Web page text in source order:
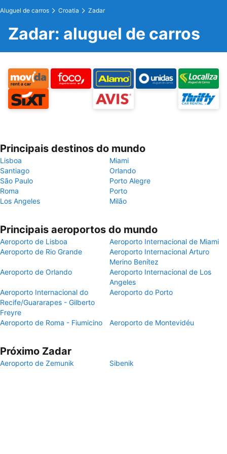
Aluguel de carros Croatia Zadar
Zadar: aluguel de carros
Principais destinos do mundo
Lisboa
Miami
Santiago
Orlando
São Paulo
Porto Alegre
Roma
Porto
Los Angeles
Milão
Principais aeroportos do mundo
Aeroporto de Lisboa
Aeroporto Internacional de Miami
Aeroporto de Rio Grande
Aeroporto Internacional Arturo
Merino Benítez
Aeroporto de Orlando
Aeroporto Internacional de Los
Angeles
Aeroporto Internacional do
Recife/Guararapes - Gilberto
Freyre
Aeroporto do Porto
Aeroporto de Roma - Fiumicino Aeroporto de Montevidéu
Próximo Zadar
Aeroporto de Zemunik Sibenik